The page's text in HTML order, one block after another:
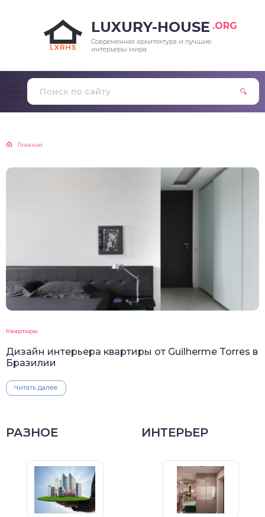
LUXURY-HOUSE .ORG
Современная архитектура и лучшие
интерьеры мира
Главная
Квартиры
Дизайн интерьера квартиры от Guilherme Torres в
Бразилии
Читать далее
РАЗНОЕ ИНТЕРЬЕР